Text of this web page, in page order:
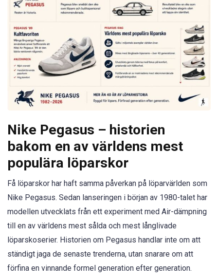
Nike Pegasus – historien
bakom en av världens mest
populära löparskor
Få löparskor har haft samma påverkan på löparvärlden som
Nike Pegasus. Sedan lanseringen i början av 1980-talet har
modellen utvecklats från ett experiment med Air-dämpning
till en av världens mest sålda och mest långlivade
löparskoserier. Historien om Pegasus handlar inte om att
ständigt jaga de senaste trenderna, utan snarare om att
förfina en vinnande formel generation efter generation.